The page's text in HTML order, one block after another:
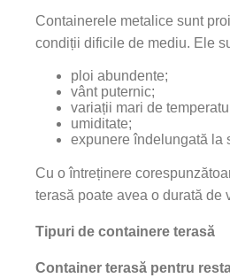
Containerele metalice sunt
condiții dificile de mediu. Ele
ploi abundente;
vânt puternic;
variații mari de
umiditate;
expunere îndelungată la
Cu o întreținere
terasă poate avea o durată de
Tipuri de containere terasă
Container terasă pentru